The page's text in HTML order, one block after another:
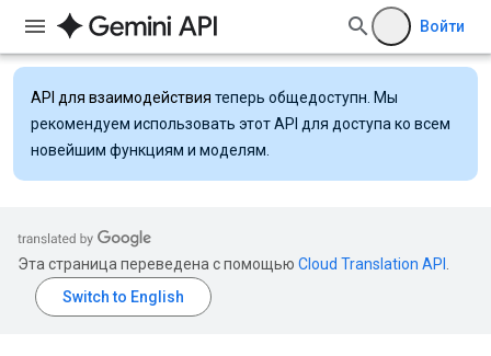
Войти
API для взаимодействия теперь общедоступн. Мы
рекомендуем использовать этот API для доступа ко всем
новейшим функциям и моделям.
Эта страница переведена с помощью Cloud Translation API